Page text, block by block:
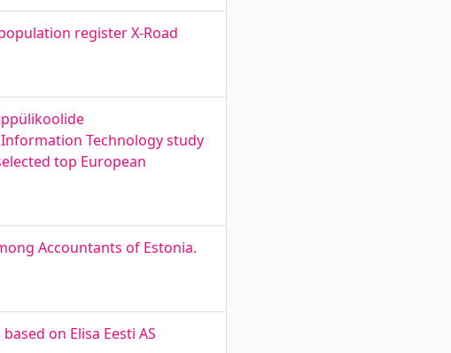
register X-Road
Technology study
top European
Accountants of Estonia.
on Elisa Eesti AS